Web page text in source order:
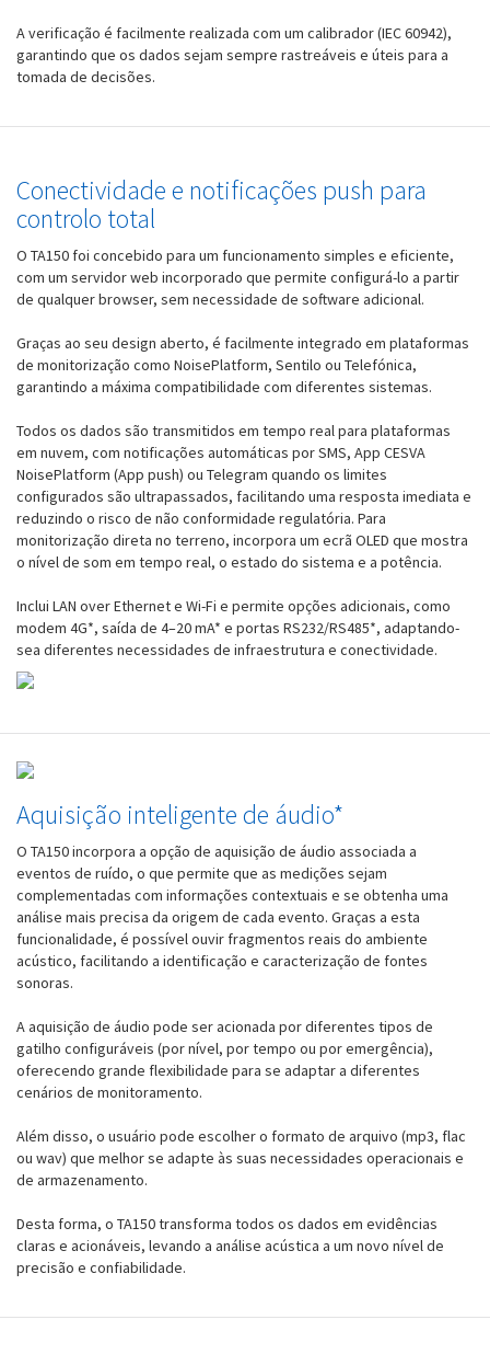
A verificação é facilmente realizada com um calibrador (IEC 60942),
garantindo que os dados sejam sempre rastreáveis e úteis para a
tomada de decisões.
Conectividade e notificações push para
controlo total
O TA150 foi concebido para um funcionamento simples e eficiente,
com um servidor web incorporado que permite configurá-lo a partir
de qualquer browser, sem necessidade de software adicional.
Graças ao seu design aberto, é facilmente integrado em plataformas
de monitorização como NoisePlatform, Sentilo ou Telefónica,
garantindo a máxima compatibilidade com diferentes sistemas.
Todos os dados são transmitidos em tempo real para plataformas
em nuvem, com notificações automáticas por SMS, App CESVA
NoisePlatform (App push) ou Telegram quando os limites
configurados são ultrapassados, facilitando uma resposta imediata e
reduzindo o risco de não conformidade regulatória. Para
monitorização direta no terreno, incorpora um ecrã OLED que mostra
o nível de som em tempo real, o estado do sistema e a potência.
Inclui LAN over Ethernet e Wi-Fi e permite opções adicionais, como
modem 4G*, saída de 4–20 mA* e portas RS232/RS485*, adaptando-
sea diferentes necessidades de infraestrutura e conectividade.
Aquisição inteligente de áudio*
O TA150 incorpora a opção de aquisição de áudio associada a
eventos de ruído, o que permite que as medições sejam
complementadas com informações contextuais e se obtenha uma
análise mais precisa da origem de cada evento. Graças a esta
funcionalidade, é possível ouvir fragmentos reais do ambiente
acústico, facilitando a identificação e caracterização de fontes
sonoras.
A aquisição de áudio pode ser acionada por diferentes tipos de
gatilho configuráveis (por nível, por tempo ou por emergência),
oferecendo grande flexibilidade para se adaptar a diferentes
cenários de monitoramento.
Além disso, o usuário pode escolher o formato de arquivo (mp3, flac
ou wav) que melhor se adapte às suas necessidades operacionais e
de armazenamento.
Desta forma, o TA150 transforma todos os dados em evidências
claras e acionáveis, levando a análise acústica a um novo nível de
precisão e confiabilidade.